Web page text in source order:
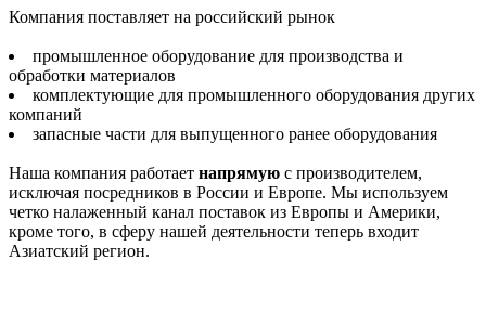
Компания поставляет на российский рынок
промышленное оборудование для производства и
обработки материалов
комплектующие для промышленного оборудования других
компаний
запасные части для выпущенного ранее оборудования
Наша компания работает напрямую с производителем,
исключая посредников в России и Европе. Мы используем
четко налаженный канал поставок из Европы и Америки,
кроме того, в сферу нашей деятельности теперь входит
Азиатский регион.